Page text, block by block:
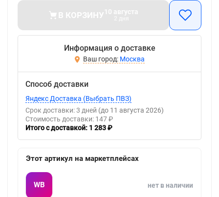
В КОРЗИНУ10 августа
Информация о доставке
Москва
Способ доставки
Яндекс Доставка (Выбрать ПВЗ)
Срок доставки: 3 дней (до 11 августа 2026)
Стоимость доставки: 147 ₽
Итого с доставкой: 1 283 ₽
Этот артикул на маркетплейсах
WB нет в наличии